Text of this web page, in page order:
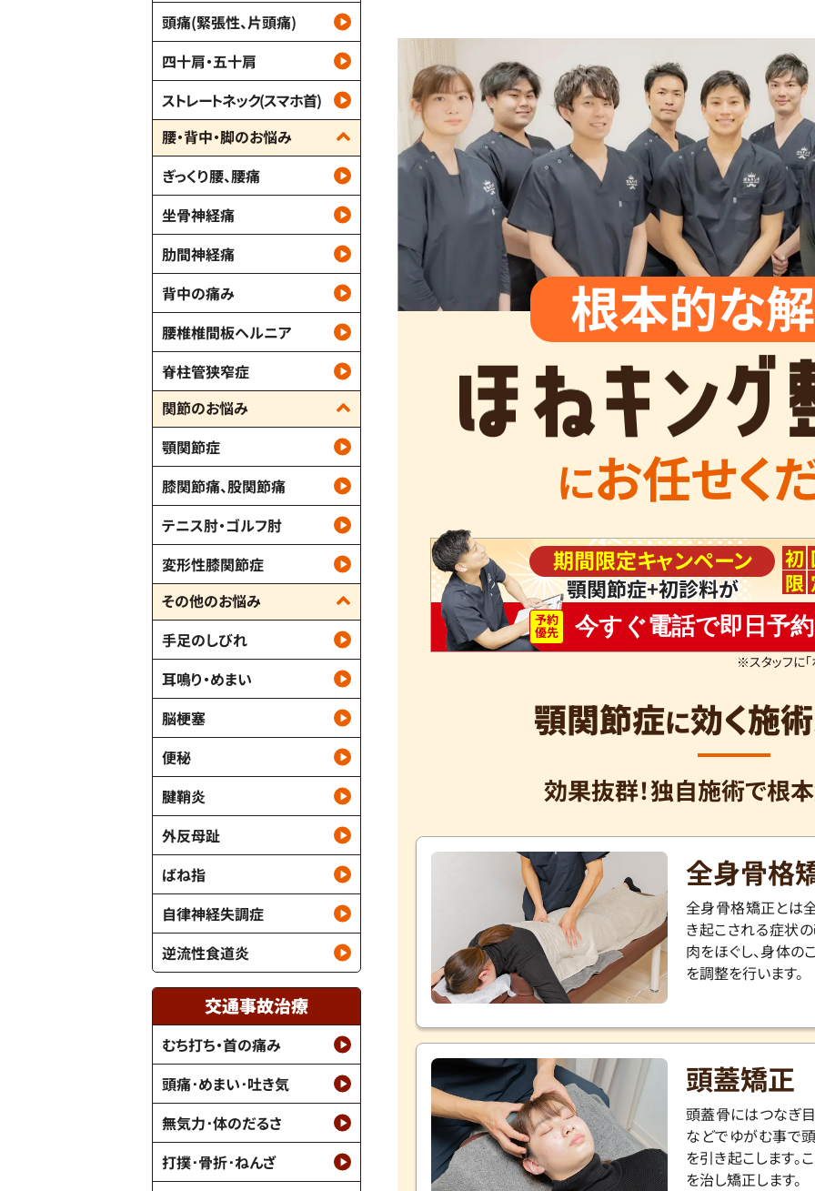
根本的な
にお任せく
期間限定キャンペーン 初
限
顎関節症+初診料が
予約
優先 今すぐ電話で即日予
※スタッフに
顎関節症に効く施
効果抜群！独自施術で根
全身骨格
全身骨格矯正とは
き起こされる症状
肉をほぐし、身体の
を調整を行います。
頭蓋矯正
頭蓋骨にはつなぎ
などでゆがむ事で
を引き起こします。
を治し矯正します。
頭痛(緊張性、片頭痛)
四十肩・五十肩
ストレートネック(スマホ首)
腰・背中・脚のお悩み
ぎっくり腰、腰痛
坐骨神経痛
肋間神経痛
背中の痛み
腰椎椎間板ヘルニア
脊柱管狭窄症
関節のお悩み
顎関節症
膝関節痛、股関節痛
テニス肘・ゴルフ肘
変形性膝関節症
その他のお悩み
手足のしびれ
耳鳴り・めまい
脳梗塞
便秘
腱鞘炎
外反母趾
ばね指
自律神経失調症
逆流性食道炎
交通事故治療
むち打ち・首の痛み
頭痛･めまい･吐き気
無気力･体のだるさ
打撲･骨折･ねんざ